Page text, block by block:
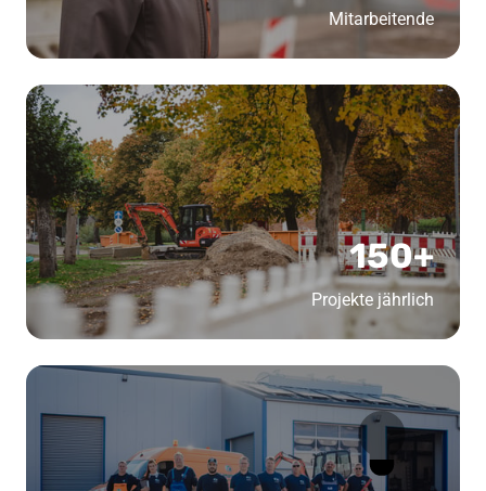
Mitarbeitende
150+
Projekte jährlich